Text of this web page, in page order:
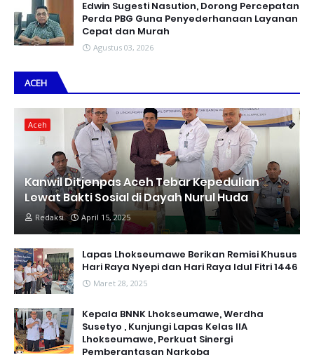
Edwin Sugesti Nasution, Dorong Percepatan
Perda PBG Guna Penyederhanaan Layanan
Cepat dan Murah
Agustus 03, 2026
ACEH
Aceh
Kanwil Ditjenpas Aceh Tebar Kepedulian
Lewat Bakti Sosial di Dayah Nurul Huda
Redaksi April 15, 2025
Lapas Lhokseumawe Berikan Remisi Khusus
Hari Raya Nyepi dan Hari Raya Idul Fitri 1446
Maret 28, 2025
Kepala BNNK Lhokseumawe, Werdha
Susetyo , Kunjungi Lapas Kelas IIA
Lhokseumawe, Perkuat Sinergi
Pemberantasan Narkoba